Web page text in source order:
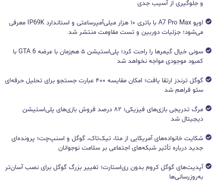
و جلوگیری از آسیب جدی
اوپو A7 Pro Max با باتری ۱۰ هزار میلی‌آمپرساعتی و استاندارد IP69K معرفی
می‌شود؛ جزئیات دوربین و تست مقاومت منتشر شد
سونی خیال گیمرها را راحت کرد؛ پلی‌استیشن ۵ هم‌زمان با عرضه GTA 6 با
کمبود موجودی مواجه نخواهد شد
گوگل ترندز ارتقا یافت؛ امکان مقایسه ۴۰۰ عبارت جستجو برای تحلیل حرفه‌ای
سئو فراهم شد
مرگ تدریجی بازی‌های فیزیکی؛ ۸۲ درصد فروش بازی‌های پلی‌استیشن
دیجیتال شد
شکایت خانواده‌های آمریکایی از متا، تیک‌تاک، گوگل و اسنپ‌چت؛ پرونده‌ای
جدید درباره تأثیر شبکه‌های اجتماعی بر سلامت نوجوانان
آپدیت‌های گوگل کروم بدون ری‌استارت؛ تغییر بزرگ گوگل برای نصب آسان‌تر
به‌روزرسانی‌ها